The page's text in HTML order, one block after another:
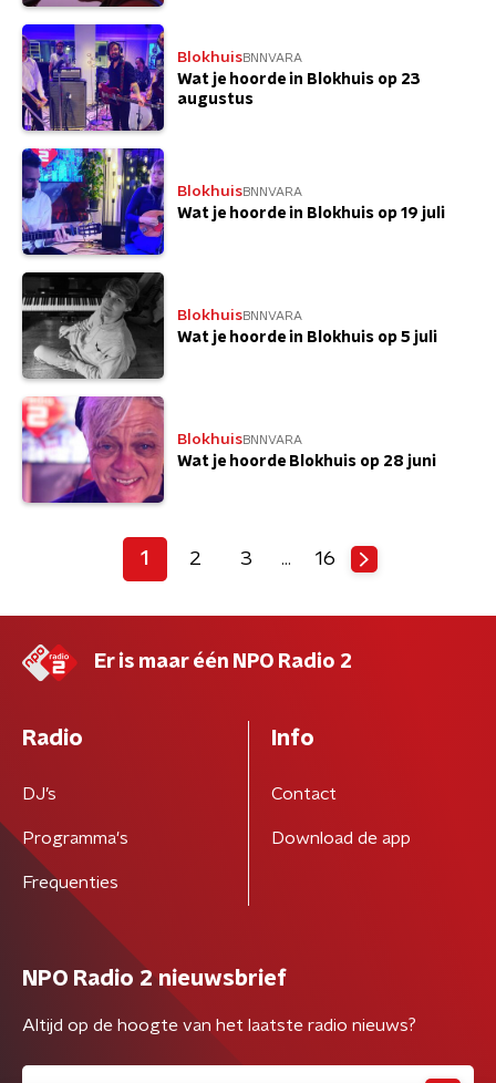
BlokhuisBNNVARA
Wat je hoorde in Blokhuis op 23
augustus
BlokhuisBNNVARA
Wat je hoorde in Blokhuis op 19 juli
BlokhuisBNNVARA
Wat je hoorde in Blokhuis op 5 juli
BlokhuisBNNVARA
Wat je hoorde Blokhuis op 28 juni
1 2 3 … 16
Er is maar één NPO Radio 2
Radio
DJ’s
Programma's
Frequenties
Info
Contact
Download de app
NPO Radio 2 nieuwsbrief
Altijd op de hoogte van het laatste radio nieuws?